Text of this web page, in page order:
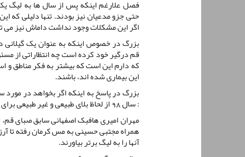
فصل علارغم اینکه پس از سال ها به لیگ
حتی جزو مدعیان نیز بودند. تنها دلیلی که
اگر این مشکلات وجود نداشت داماش نیز
بزرگ در خصوص اینکه به عنوان یک گیلانی
قم درگیر خود کرده است چه انتظاراتی از
که دارم این است که بیشتر به فکر مناطق و
این بیماری شده اند، باشند.
: سال 98 از لحاظ بلای طبیعی و غیر طبیعی برای مردم سال افتصاحی بود.
مهران امیری هافبک اصفهانی سابق صبای
همراه مجتبی حسینی به مس کرمان رفته تا
آنها را به لیگ برتر بیاورند.